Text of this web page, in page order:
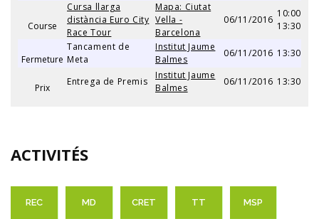
Course
Cursa llarga
distància Euro City
Race Tour
Mapa: Ciutat
Vella -
Barcelona
06/11/2016
10:00
13:30
Fermeture
Tancament de
Meta
Institut Jaume
Balmes
06/11/2016 13:30
Prix
Entrega de Premis
Institut Jaume
Balmes
06/11/2016 13:30
ACTIVITÉS
REC MD CRET TT MSP